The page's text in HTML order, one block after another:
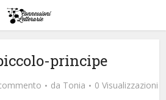
principe
da Tonia 0 Visualizzazioni